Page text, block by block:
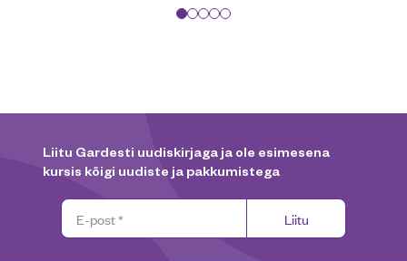
Liitu Gardesti uudiskirjaga ja ole esimesena
kursis kõigi uudiste ja pakkumistega
Liitu